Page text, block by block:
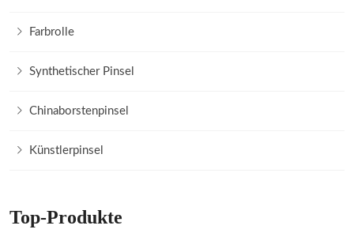
Farbrolle
Synthetischer Pinsel
Chinaborstenpinsel
Künstlerpinsel
Top-Produkte